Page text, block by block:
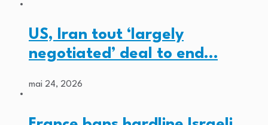
US, Iran tout ‘largely
negotiated’ deal to end…
mai 24, 2026